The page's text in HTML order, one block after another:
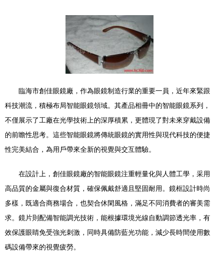
臨海市創佳眼鏡廠，作為眼鏡制造行業的重要一員，近年來緊跟
科技潮流，積極布局智能眼鏡領域。其產品相冊中的智能眼鏡系列，
不僅展示了工廠在光學技術上的深厚積累，更體現了對未來穿戴設備
的前瞻性思考。這些智能眼鏡將傳統眼鏡的實用性與現代科技的便捷
性完美結合，為用戶帶來全新的視覺與交互體驗。
在設計上，創佳眼鏡廠的智能眼鏡注重輕量化與人體工學，采用
高品質的金屬與復合材質，確保佩戴舒適且堅固耐用。鏡框設計時尚
多樣，既適合商務場合，也契合休閑風格，滿足不同消費者的審美需
求。鏡片則配備智能調光技術，能根據環境光線自動調節透光率，有
效保護眼睛免受強光刺激，同時具備防藍光功能，減少長時間使用數
碼設備帶來的視覺疲勞。